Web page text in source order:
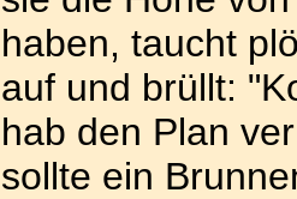
haben, taucht
auf und brüllt:
hab den Plan
sollte ein